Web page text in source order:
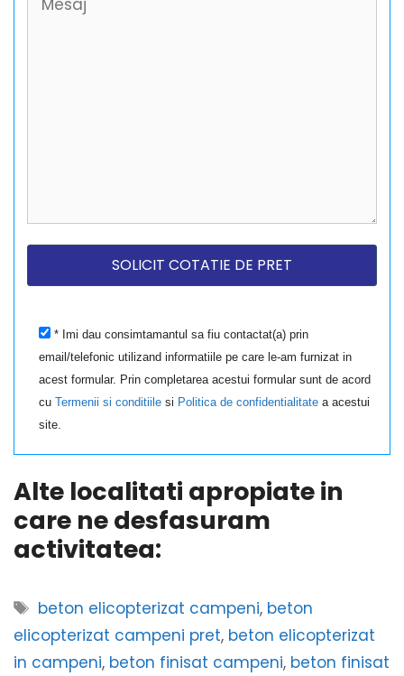
* Imi dau consimtamantul sa fiu contactat(a) prin
email/telefonic utilizand informatiile pe care le-am furnizat in
acest formular. Prin completarea acestui formular sunt de acord
cuTermenii si conditiile si Politica de confidentialitate a acestui
site.
Alte localitati apropiate in
care ne desfasuram
activitatea:
Etichete
beton elicopterizat campeni, beton
elicopterizat campeni pret, beton elicopterizat
in campeni, beton finisat campeni, beton finisat